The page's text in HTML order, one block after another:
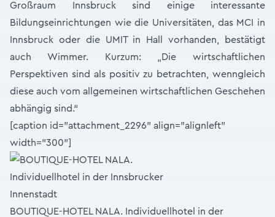
Großraum Innsbruck sind einige interessante
Bildungseinrichtungen wie die Universitäten, das MCI in
Innsbruck oder die UMIT in Hall vorhanden, bestätigt
auch Wimmer. Kurzum: „Die wirtschaftlichen
Perspektiven sind als positiv zu betrachten, wenngleich
diese auch vom allgemeinen wirtschaftlichen Geschehen
abhängig sind.“
[caption id="attachment_2296" align="alignleft"
width="300"]
BOUTIQUE-HOTEL NALA. Individuellhotel in der